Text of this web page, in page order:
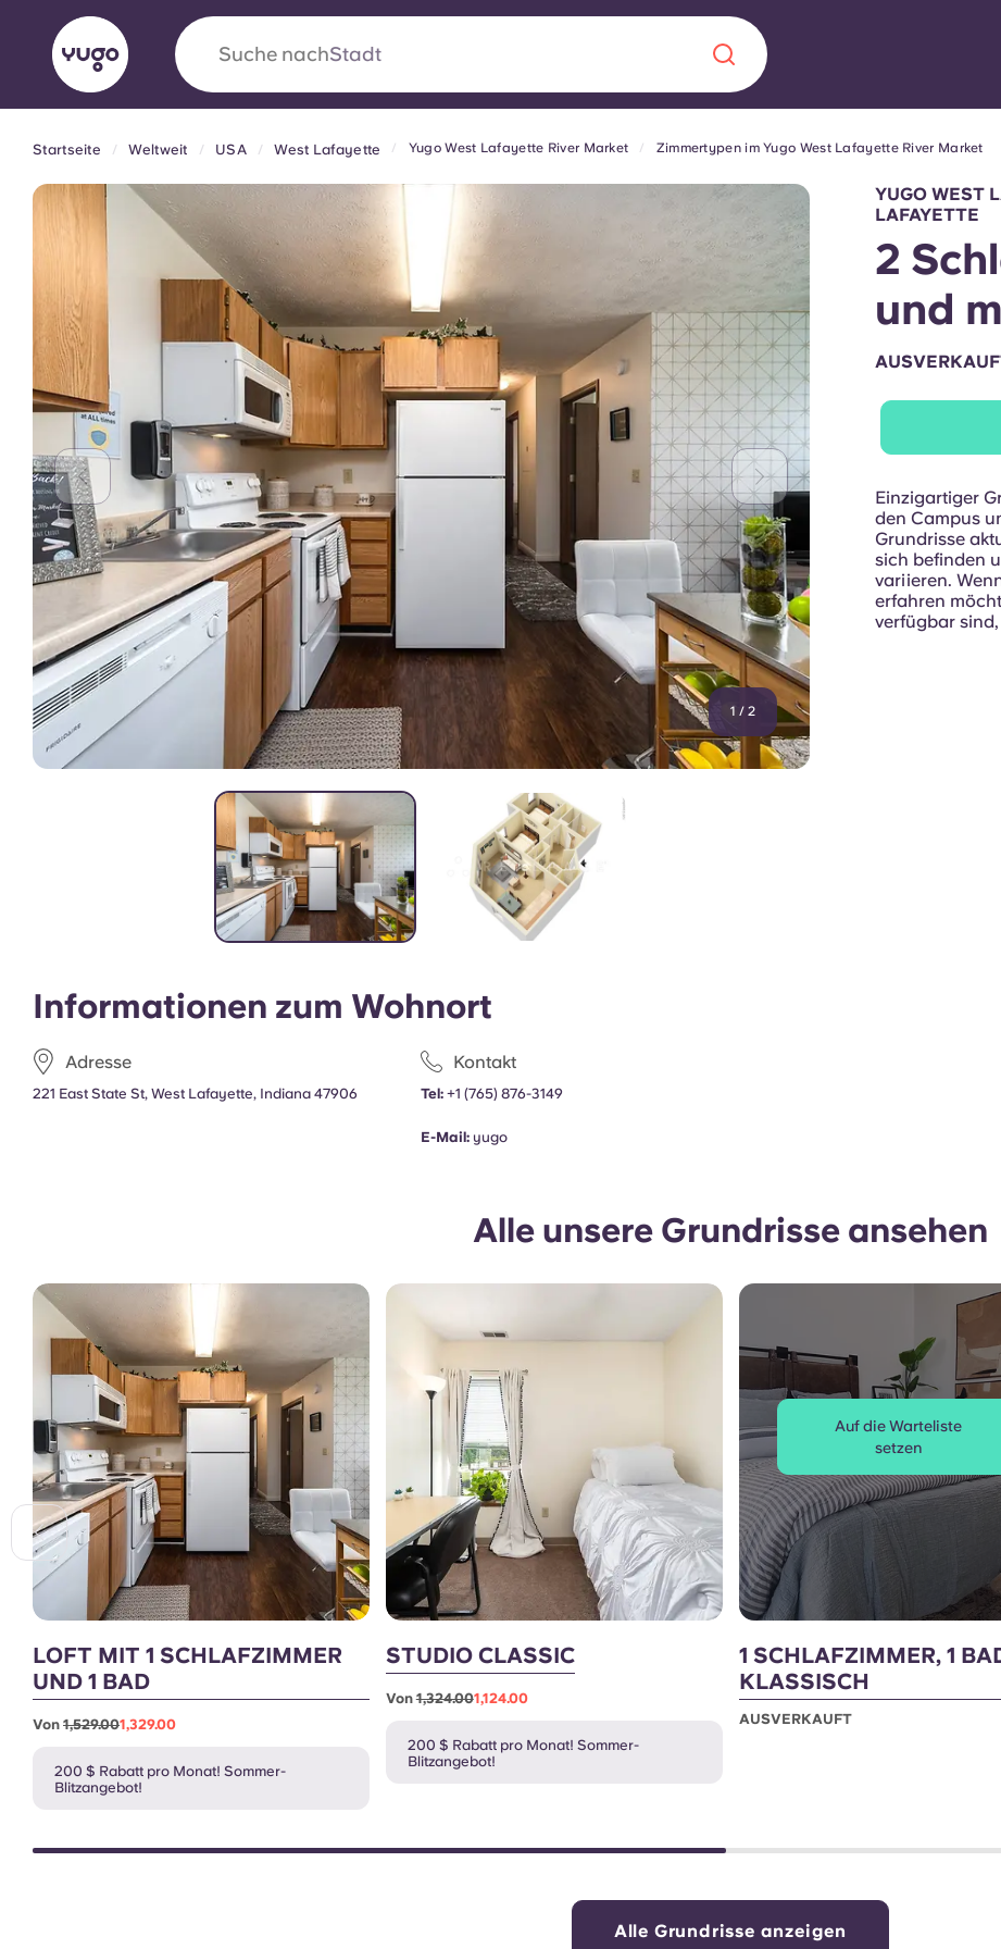
Suche nach
Über unsStandorteMehr
Yugo VCARB: Eine neue Ära in Sachen
Studentenwohnheime
Die wegweisende Partnerschaft Yugomit VCARB sorgt für
Innovation, Ehrgeiz und unvergessliche Momente für die
Studenten.
Über uns
Häufig gestellte
Blog
English (GB) English (US) Chinese Español Català
Portuguese
Startseite Weltweit USA West Lafayette Yugo West Lafayette River Market Zimmertypen im Yugo West Lafayette River Market
1 / 2
Informationen zum Wohnort
Adresse
221 East State St, West Lafayette, Indiana 47906
Kontakt
Tel: +1 (765) 876-3149
E-Mail: yugo
YUGO WEST
LAFAYETTE
2
und
Einzigartiger
den Campus
Grundrisse
sich befinden
variieren.
erfahren
verfügbar
Alle unsere Grundrisse ansehen
LOFT MIT 1 SCHLAFZIMMER
UND 1 BAD
Von 1,529.001,329.00
200 $ Rabatt pro Monat! Sommer-
Blitzangebot!
STUDIO CLASSIC
Von1,324.001,124.00
200 $ Rabatt pro Monat! Sommer-
Blitzangebot!
Auf die Warteliste
setzen
1 SCHLAFZIMMER, 1
KLASSISCH
AUSVERKAUFT
Alle Grundrisse anzeigen